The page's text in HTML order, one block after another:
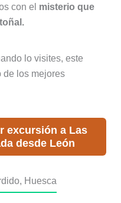
con el misterio que
lo visites, este
de los mejores
excursión a Las
desde León
Huesca